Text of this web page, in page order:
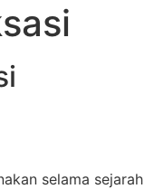
selama sejarah